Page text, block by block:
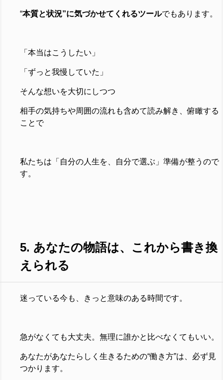
“本質と状況”に気づかせてくれるツールでもあります。
「本当はこうしたい」
「ずっと我慢していた」
そんな想いを大切にしつつ
相手の気持ちや周囲の流れも含めて読み解き、俯瞰する
ことで
私たちは「自分の人生を、自分で選ぶ」準備が整うので
す。
5. あなたの物語は、これから書き換
えられる
迷っている今も、きっと意味のある時間です。
急がなくても大丈夫。無理に誰かと比べなくてもいい。
あなたがあなたらしく生きるための“働き方”は、必ず見
つかります。